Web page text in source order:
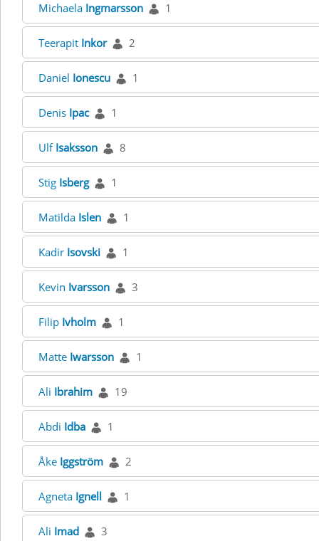
Michaela Ingmarsson 1
Teerapit Inkor 2
Daniel Ionescu 1
Denis Ipac 1
Ulf Isaksson 8
Stig Isberg 1
Matilda Islen 1
Kadir Isovski 1
Kevin Ivarsson 3
Filip Ivholm 1
Matte Iwarsson 1
Ali Ibrahim 19
Abdi Idba 1
Åke Iggström 2
Agneta Ignell 1
Ali Imad 3